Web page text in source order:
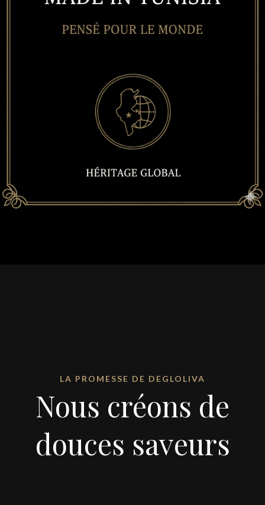
LA PROMESSE DE DEGLOLIVA
Nous créons de
douces saveurs